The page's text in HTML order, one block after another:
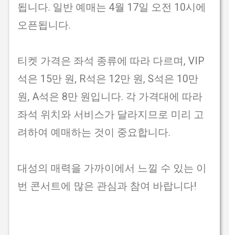
됩니다. 일반 예매는 4월 17일 오전 10시에
오픈됩니다.
티켓 가격은 좌석 종류에 따라 다르며, VIP
석은 15만 원, R석은 12만 원, S석은 10만
원, A석은 8만 원입니다. 각 가격대에 따라
좌석 위치와 서비스가 달라지므로 미리 고
려하여 예매하는 것이 중요합니다.
대성의 매력을 가까이에서 느낄 수 있는 이
번 콘서트에 많은 관심과 참여 바랍니다!